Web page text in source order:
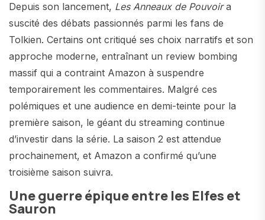
Depuis son lancement, Les Anneaux de Pouvoira
suscité des débats passionnés parmi les fans de
Tolkien. Certains ont critiqué ses choix narratifs et son
approche moderne, entraînant un review bombing
massif qui a contraint Amazon à suspendre
temporairement les commentaires. Malgré ces
polémiques et une audience en demi-teinte pour la
première saison, le géant du streaming continue
d’investir dans la série. La saison 2 est attendue
prochainement, et Amazon a confirmé qu’une
troisième saison suivra.
Une guerre épique entre les Elfes et
Sauron